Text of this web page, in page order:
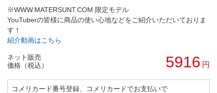
※WWW.MATERSUNT.COM 限定モデル
YouTuberの皆様に商品の使い心地などをご紹介いただいておりま
す！
紹介動画はこちら
ネット販売
価格（税込）
5916 円
コメリカード番号登録、コメリカードでお支払いで